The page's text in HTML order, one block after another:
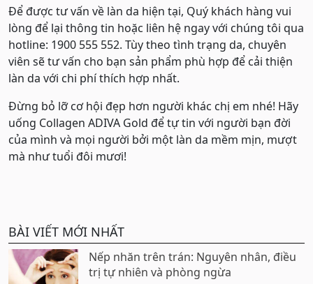
Để được tư vấn về làn da hiện tại, Quý khách hàng vui
lòng để lại thông tin hoặc liên hệ ngay với chúng tôi qua
hotline: 1900 555 552. Tùy theo tình trạng da, chuyên
viên sẽ tư vấn cho bạn sản phẩm phù hợp để cải thiện
làn da với chi phí thích hợp nhất.
Đừng bỏ lỡ cơ hội đẹp hơn người khác chị em nhé! Hãy
uống Collagen ADIVA Gold để tự tin với người bạn đời
của mình và mọi người bởi một làn da mềm mịn, mượt
mà như tuổi đôi mươi!
BÀI VIẾT MỚI NHẤT
Nếp nhăn trên trán: Nguyên nhân, điều
trị tự nhiên và phòng ngừa